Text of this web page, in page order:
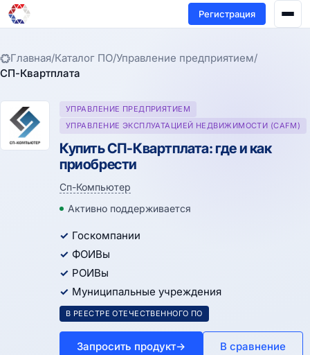
Регистрация
Главная/Каталог ПО/Управление предприятием/
СП-Квартплата
УПРАВЛЕНИЕ ПРЕДПРИЯТИЕМ
УПРАВЛЕНИЕ ЭКСПЛУАТАЦИЕЙ НЕДВИЖИМОСТИ (CAFM)
Купить СП-Квартплата: где и как
приобрести
Сп-Компьютер
Активно поддерживается
Госкомпании
ФОИВы
РОИВы
Муниципальные учреждения
В РЕЕСТРЕ ОТЕЧЕСТВЕННОГО ПО
Запросить продукт→ В сравнение